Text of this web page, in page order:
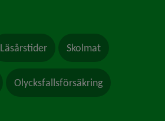
Läsårstider Skolmat
Olycksfallsförsäkring